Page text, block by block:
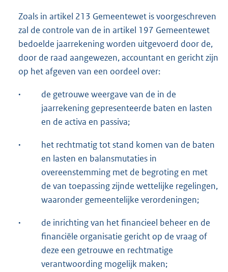
Zoals in artikel 213 Gemeentewet is voorgeschreven
zal de controle van de in artikel 197 Gemeentewet
bedoelde jaarrekening worden uitgevoerd door de,
door de raad aangewezen, accountant en gericht zijn
op het afgeven van een oordeel over:
·
de getrouwe weergave van de in de
jaarrekening gepresenteerde baten en lasten
en de activa en passiva;
·
het rechtmatig tot stand komen van de baten
en lasten en balansmutaties in
overeenstemming met de begroting en met
de van toepassing zijnde wettelijke regelingen,
waaronder gemeentelijke verordeningen;
·
de inrichting van het financieel beheer en de
financiële organisatie gericht op de vraag of
deze een getrouwe en rechtmatige
verantwoording mogelijk maken;